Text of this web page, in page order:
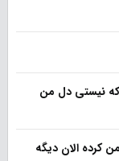
که نیستی دل من
کرده الان دیگه